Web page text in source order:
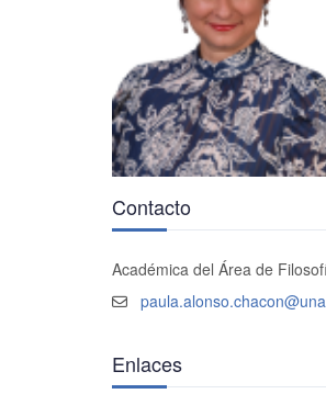
Contacto
Académica del Área de
Enlaces